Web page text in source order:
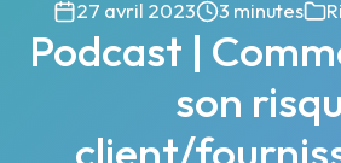
27 avril 2023 3 minutes
Podcast |
son
client/